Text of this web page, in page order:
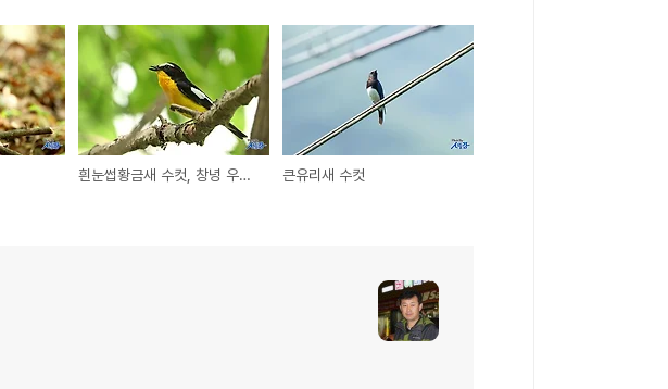
흰눈썹황금새 수컷, 창녕 우포늪 큰유리새 수컷